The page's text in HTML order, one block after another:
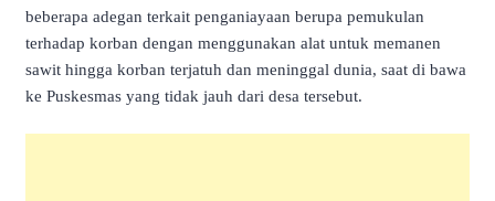
beberapa adegan terkait penganiayaan berupa pemukulan
terhadap korban dengan menggunakan alat untuk memanen
sawit hingga korban terjatuh dan meninggal dunia, saat di bawa
ke Puskesmas yang tidak jauh dari desa tersebut.